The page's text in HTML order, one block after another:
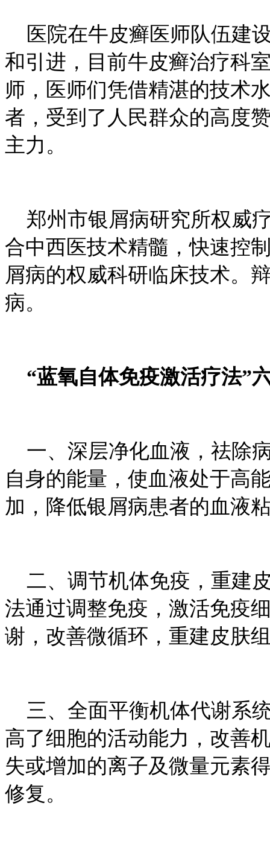
医院在牛皮癣医师队伍建
和引进，目前牛皮癣治疗科
师，医师们凭借精湛的技术
者，受到了人民群众的高度
主力。
郑州市银屑病研究所权威
合中西医技术精髓，快速控
屑病的权威科研临床技术。
病。
“蓝氧自体免疫激活疗法”
一、深层净化血液，祛除
自身的能量，使血液处于高
加，降低银屑病患者的血液
二、调节机体免疫，重建
法通过调整免疫，激活免疫
谢，改善微循环，重建皮肤
三、全面平衡机体代谢系
高了细胞的活动能力，改善
失或增加的离子及微量元素
修复。